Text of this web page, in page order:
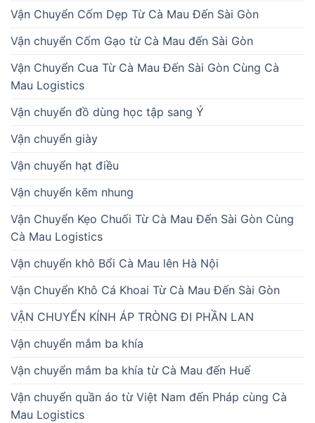
Vận Chuyển Cốm Dẹp Từ Cà Mau Đến Sài Gòn
Vận chuyển Cốm Gạo từ Cà Mau đến Sài Gòn
Vận Chuyển Cua Từ Cà Mau Đến Sài Gòn Cùng Cà
Mau Logistics
Vận chuyển đồ dùng học tập sang Ý
Vận chuyển giày
Vận chuyển hạt điều
Vận chuyển kẽm nhung
Vận Chuyển Kẹo Chuối Từ Cà Mau Đến Sài Gòn Cùng
Cà Mau Logistics
Vận chuyển khô Bổi Cà Mau lên Hà Nội
Vận Chuyển Khô Cá Khoai Từ Cà Mau Đến Sài Gòn
VẬN CHUYỂN KÍNH ÁP TRÒNG ĐI PHẦN LAN
Vận chuyển mắm ba khía
Vận chuyển mắm ba khía từ Cà Mau đến Huế
Vận chuyển quần áo từ Việt Nam đến Pháp cùng Cà
Mau Logistics